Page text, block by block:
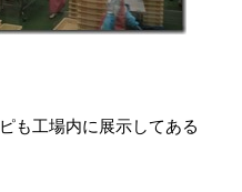
も工場内に展示してある